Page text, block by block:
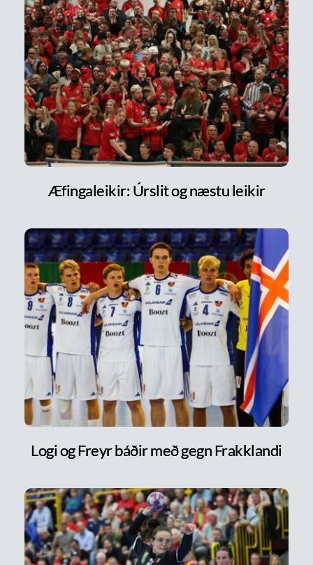
Æfingaleikir: Úrslit og næstu leikir
Logi og Freyr báðir með gegn Frakklandi